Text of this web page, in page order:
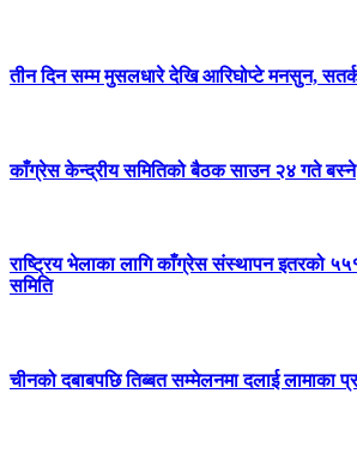
तीन दिन सम्म मुसलधारे देखि आरिघोप्टे मनसुन,
काँग्रेस केन्द्रीय समितिको बैठक साउन २४ गते बस्ने
राष्ट्रिय भेलाका लागि काँग्रेस संस्थापन इतरको
समिति
चीनको दबाबपछि तिब्बत सम्मेलनमा दलाई लामाका